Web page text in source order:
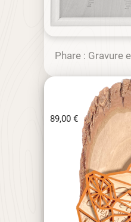
Phare : Gravure
89,00 €